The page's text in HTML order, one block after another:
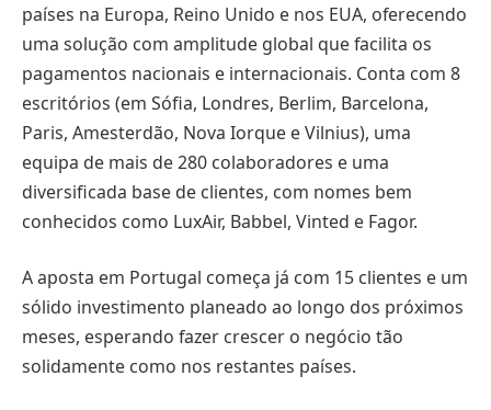
países na Europa, Reino Unido e nos EUA, oferecendo
uma solução com amplitude global que facilita os
pagamentos nacionais e internacionais. Conta com 8
escritórios (em Sófia, Londres, Berlim, Barcelona,
Paris, Amesterdão, Nova Iorque e Vilnius), uma
equipa de mais de 280 colaboradores e uma
diversificada base de clientes, com nomes bem
conhecidos como LuxAir, Babbel, Vinted e Fagor.
A aposta em Portugal começa já com 15 clientes e um
sólido investimento planeado ao longo dos próximos
meses, esperando fazer crescer o negócio tão
solidamente como nos restantes países.